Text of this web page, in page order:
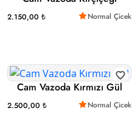
2.150,00 ₺ Normal Çicek
Cam Vazoda Kırmızı Gül
2.500,00 ₺ Normal Çicek